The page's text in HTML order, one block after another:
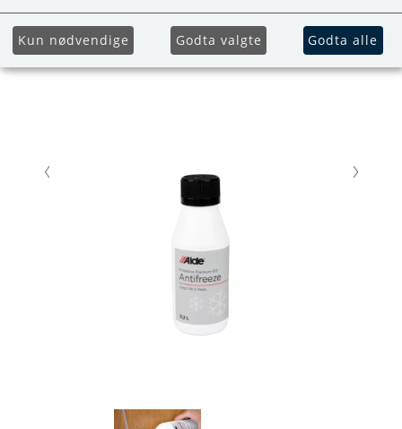
Kun nødvendige Godta valgte Godta alle